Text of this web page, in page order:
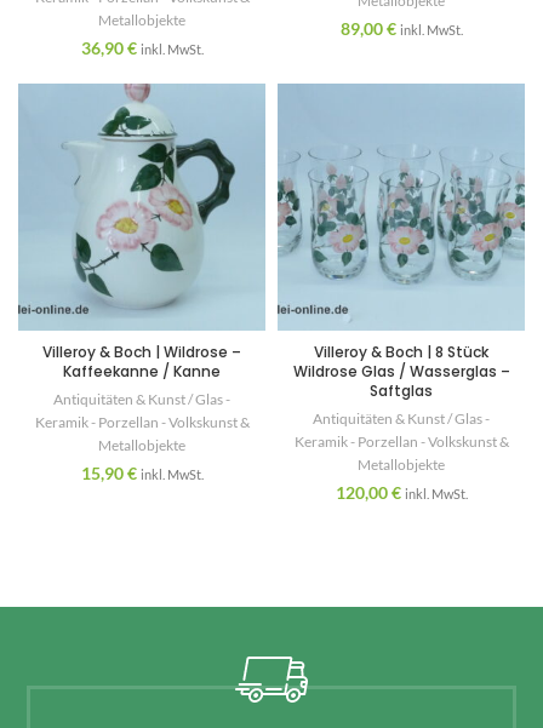
Metallobjekte
36,90€ inkl. MwSt.
89,00€ inkl. MwSt.
Villeroy & Boch | Wildrose –
Kaffeekanne / Kanne
Antiquitäten & Kunst / Glas -
Keramik - Porzellan - Volkskunst &
Metallobjekte
15,90€ inkl. MwSt.
Villeroy & Boch | 8 Stück
Wildrose Glas / Wasserglas –
Saftglas
Antiquitäten & Kunst / Glas -
Keramik - Porzellan - Volkskunst &
Metallobjekte
120,00€ inkl. MwSt.